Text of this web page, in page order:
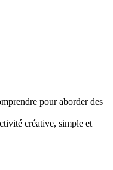
pour aborder des
créative, simple et